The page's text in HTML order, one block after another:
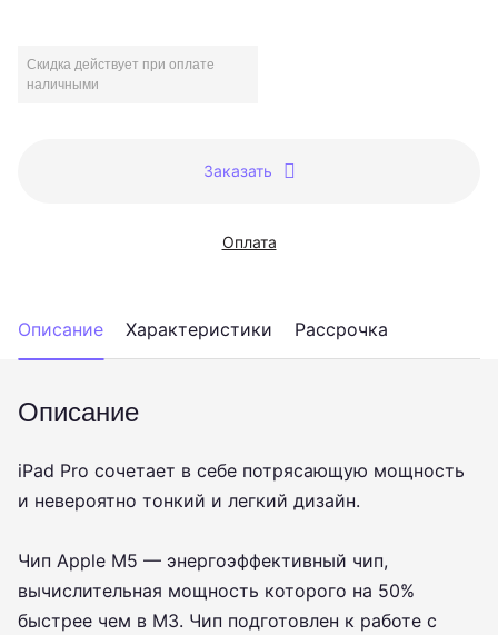
Скидка действует при оплате
наличными
Заказать
Оплата
Описание Характеристики Рассрочка
Описание
iPad Pro сочетает в себе потрясающую мощность
и невероятно тонкий и легкий дизайн.
Чип Apple M5 — энергоэффективный чип,
вычислительная мощность которого на 50%
быстрее чем в M3. Чип подготовлен к работе с